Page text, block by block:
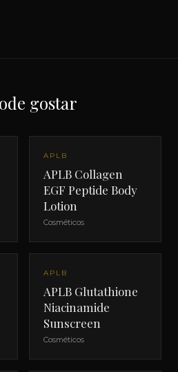
gostar
APLB
APLB Collagen
EGF Peptide Body
Lotion
Cosméticos
APLB
APLB Glutathione
Niacinamide
Sunscreen
Cosméticos